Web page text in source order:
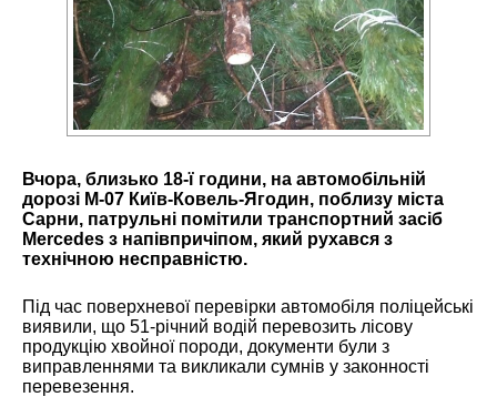
Вчора, близько 18-ї години, на автомобільній
дорозі М-07 Київ-Ковель-Ягодин, поблизу міста
Сарни, патрульні помітили транспортний засіб
Mercedes з напівпричіпом, який рухався з
технічною несправністю.
Під час поверхневої перевірки автомобіля поліцейські
виявили, що 51-річний водій перевозить лісову
продукцію хвойної породи, документи були з
виправленнями та викликали сумнів у законності
перевезення.